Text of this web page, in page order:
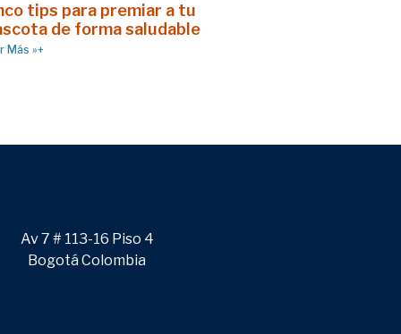
tips para premiar a tu
de forma saludable
Más »+
Av 7 # 113-16 Piso 4
Bogotá Colombia